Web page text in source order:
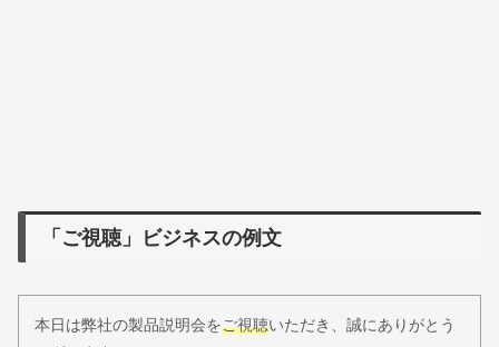
「ご視聴」ビジネスの例文
本日は弊社の製品説明会をご視聴いただき、誠にありがとう